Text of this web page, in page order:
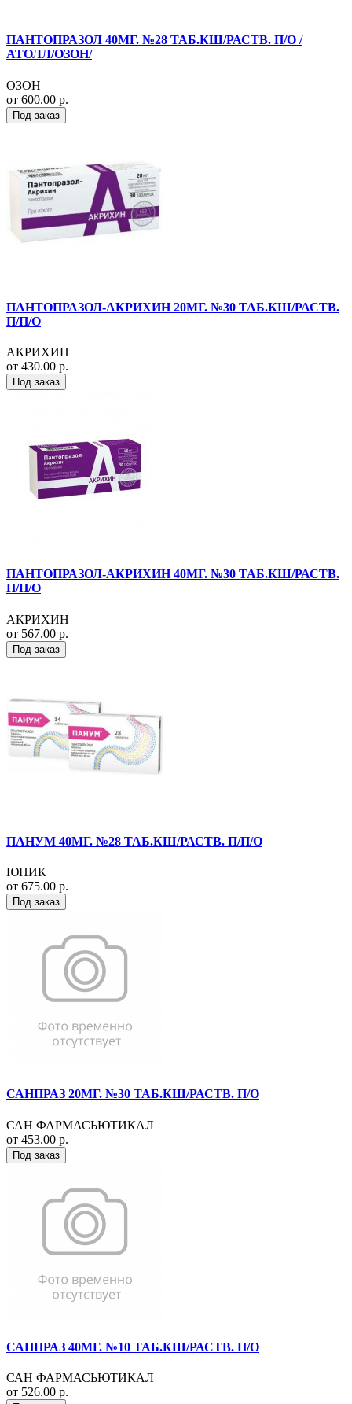
ПАНТОПРАЗОЛ 40МГ. №28 ТАБ.КШ/РАСТВ. П/О /
АТОЛЛ/ОЗОН/
ОЗОН
от 600.00 р.
Под заказ
ПАНТОПРАЗОЛ-АКРИХИН 20МГ. №30 ТАБ.КШ/РАСТВ.
П/П/О
АКРИХИН
от 430.00 р.
Под заказ
ПАНТОПРАЗОЛ-АКРИХИН 40МГ. №30 ТАБ.КШ/РАСТВ.
П/П/О
АКРИХИН
от 567.00 р.
Под заказ
ПАНУМ 40МГ. №28 ТАБ.КШ/РАСТВ. П/П/О
ЮНИК
от 675.00 р.
Под заказ
САНПРАЗ 20МГ. №30 ТАБ.КШ/РАСТВ. П/О
САН ФАРМАСЬЮТИКАЛ
от 453.00 р.
Под заказ
САНПРАЗ 40МГ. №10 ТАБ.КШ/РАСТВ. П/О
САН ФАРМАСЬЮТИКАЛ
от 526.00 р.